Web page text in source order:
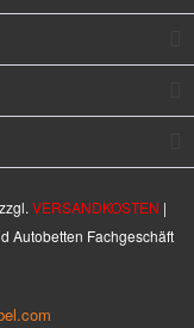
VERSANDKOSTEN |
Autobetten Fachgeschäft